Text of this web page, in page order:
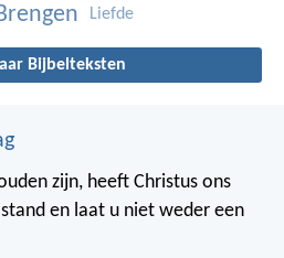
Liefde
Bijbelteksten
zijn, heeft Christus ons
en laat u niet weder een